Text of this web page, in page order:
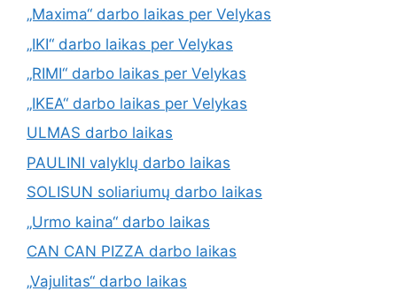
„Maxima“ darbo laikas per Velykas
„IKI“ darbo laikas per Velykas
„RIMI“ darbo laikas per Velykas
„IKEA“ darbo laikas per Velykas
ULMAS darbo laikas
PAULINI valyklų darbo laikas
SOLISUN soliariumų darbo laikas
„Urmo kaina“ darbo laikas
CAN CAN PIZZA darbo laikas
„Vajulitas“ darbo laikas